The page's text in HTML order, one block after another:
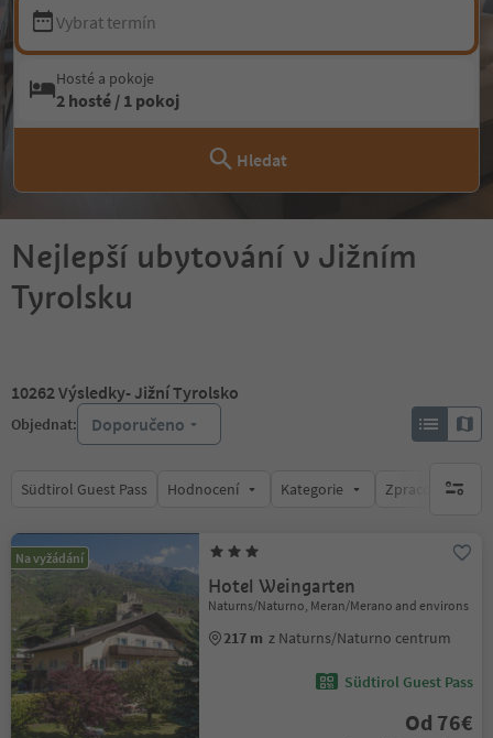
Vybrat termín
Hosté a pokoje
2 hosté / 1 pokoj
Hledat
Nejlepší ubytování v Jižním
Tyrolsku
10262Výsledky- Jižní Tyrolsko
Objednat: Doporučeno
Südtirol Guest Pass Hodnocení Kategorie Zpracovávábrak
Na vyžádání
Hotel Weingarten
Naturns/Naturno, Meran/Merano and environs
217 m z Naturns/Naturno centrum
Südtirol Guest Pass
Od 76€